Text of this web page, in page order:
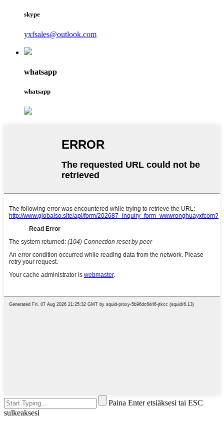
skype
yxfsales@outlook.com
whatsapp
whatsapp
Paina Enter etsiäksesi tai ESC
sulkeaksesi